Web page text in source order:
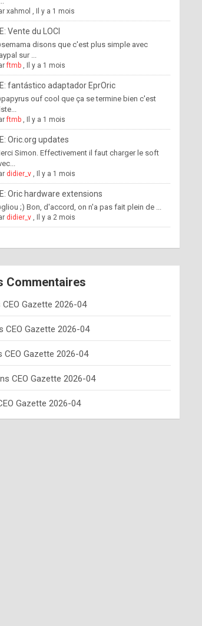
xahmol , Il y a 1 mois
Vente du LOCI
disons que c'est plus simple avec
sur ...
ftmb, Il y a 1 mois
fantástico adaptador EprOric
ouf cool que ça se termine bien c'est
ftmb, Il y a 1 mois
Oric.org updates
Simon. Effectivement il faut charger le soft
didier_v, Il y a 1 mois
Oric hardware extensions
;) Bon, d'accord, on n'a pas fait plein de ...
didier_v, Il y a 2 mois
Commentaires
CEO Gazette 2026-04
CEO Gazette 2026-04
CEO Gazette 2026-04
CEO Gazette 2026-04
Gazette 2026-04